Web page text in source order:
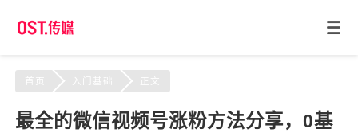
首页 入门基础 正文
最全的微信视频号涨粉方法分享，0基